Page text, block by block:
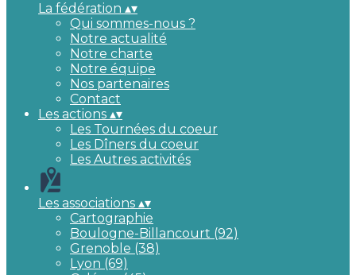
La fédération ▴▾
Qui sommes-nous ?
Notre actualité
Notre charte
Notre équipe
Nos partenaires
Contact
Les actions ▴▾
Les Tournées du coeur
Les Dîners du coeur
Les Autres activités
Les associations ▴▾
Cartographie
Boulogne-Billancourt (92)
Grenoble (38)
Lyon (69)